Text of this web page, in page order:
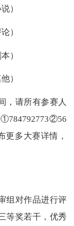
）
）
）
）
，请所有参赛人
①784792773②56
更多大赛详情，
组对作品进行评
等奖若干，优秀